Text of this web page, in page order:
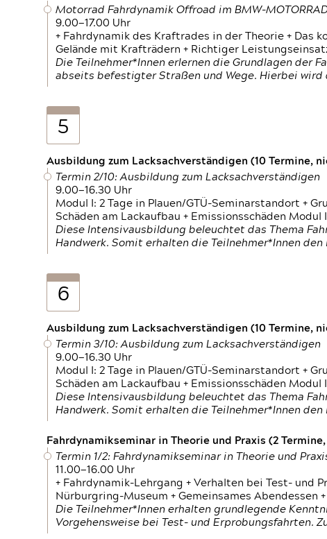
Motorrad Fahrdynamik Offroad im BMW-MOTORRAD
9.00—17.00 Uhr
+ Fahrdynamik des Kraftrades in der Theorie + Das
Gelände mit Krafträdern + Richtiger
Die Teilnehmer*Innen erlernen die Grundlagen der
abseits befestigter Straßen und Wege. Hierbei
5
Ausbildung zum Lacksachverständigen (10 Termine,
Termin 2/10: Ausbildung zum Lacksachverständigen
9.00—16.30 Uhr
Modul I: 2 Tage in Plauen/GTÜ-Seminarstandort +
Schäden am Lackaufbau + Emissionsschäden Modul
Diese Intensivausbildung beleuchtet das Thema
Handwerk. Somit erhalten die Teilnehmer*Innen
6
Ausbildung zum Lacksachverständigen (10 Termine,
Termin 3/10: Ausbildung zum Lacksachverständigen
9.00—16.30 Uhr
Modul I: 2 Tage in Plauen/GTÜ-Seminarstandort +
Schäden am Lackaufbau + Emissionsschäden Modul
Diese Intensivausbildung beleuchtet das Thema
Handwerk. Somit erhalten die Teilnehmer*Innen
Fahrdynamikseminar in Theorie und Praxis (2
Termin 1/2: Fahrdynamikseminar in Theorie und
11.00—16.00 Uhr
+ Fahrdynamik-Lehrgang + Verhalten bei Test- und
Nürburgring-Museum + Gemeinsames Abendessen
Die Teilnehmer*Innen erhalten grundlegende
Vorgehensweise bei Test- und Erprobungsfahrten.